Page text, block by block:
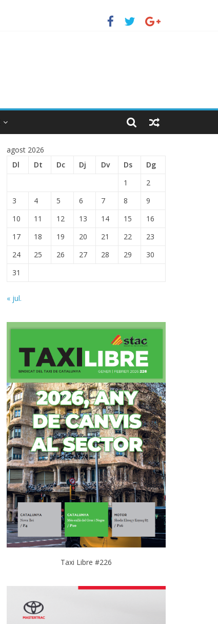
agost 2026
Dl
Dt Dc Dj Dv Ds
Dg
1
2
3
4 5 6 7 8
9
10
11 12 13 14 15
16
17
18 19 20 21 22
23
24
25 26 27 28 29
30
31
« jul.
Taxi Libre #226